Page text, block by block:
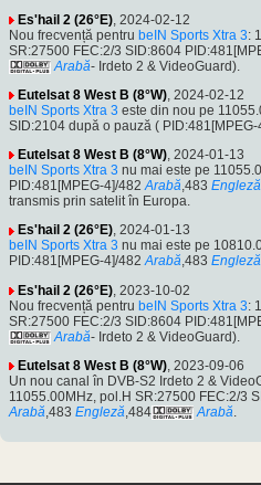
Es'hail 2 (26°E) , 2024-02-12
Nou frecvență pentru beIN Sports Xtra 3:
SR:27500 FEC:2/3 SID:8604
Arabă- Irdeto 2 & VideoGuard).
Eutelsat 8 West B (8°W), 2024-02-12
beIN Sports Xtra 3 este din nou pe
SID:2104 după o pauză (
Eutelsat 8 West B (8°W), 2024-01-13
beIN Sports Xtra 3 nu mai este pe
PID:481[MPEG-4]/482 Arabă,483 Engleză
transmis prin satelit în Europa.
Es'hail 2 (26°E), 2024-01-13
beIN Sports Xtra 3 nu mai este pe
PID:481[MPEG-4]/482 Arabă,483 Engleză
Es'hail 2 (26°E) , 2023-10-02
Nou frecvență pentru beIN Sports Xtra 3:
SR:27500 FEC:2/3 SID:8604
Arabă- Irdeto 2 & VideoGuard).
Eutelsat 8 West B (8°W), 2023-09-06
Un nou canal în DVB-S2 Irdeto 2 &
11055.00MHz, pol.H SR:27500 FEC:2/3
Arabă,483 Engleză,484 Arabă.